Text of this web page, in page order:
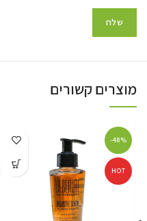
מוצרים קשורים
-48%
HOT